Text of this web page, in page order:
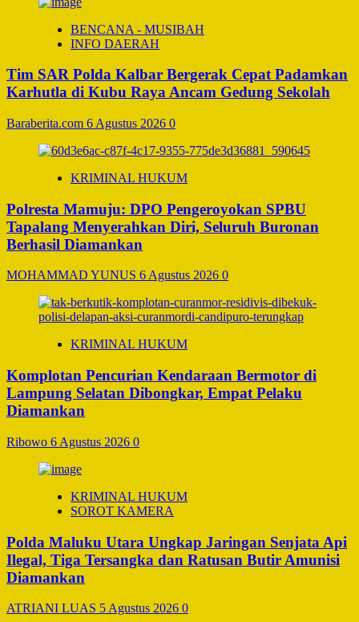
BENCANA - MUSIBAH
INFO DAERAH
Tim SAR Polda Kalbar Bergerak Cepat Padamkan
Karhutla di Kubu Raya Ancam Gedung Sekolah
Baraberita.com 6 Agustus 2026 0
KRIMINAL HUKUM
Polresta Mamuju: DPO Pengeroyokan SPBU
Tapalang Menyerahkan Diri, Seluruh Buronan
Berhasil Diamankan
MOHAMMAD YUNUS 6 Agustus 2026 0
KRIMINAL HUKUM
Komplotan Pencurian Kendaraan Bermotor di
Lampung Selatan Dibongkar, Empat Pelaku
Diamankan
Ribowo 6 Agustus 2026 0
KRIMINAL HUKUM
SOROT KAMERA
Polda Maluku Utara Ungkap Jaringan Senjata Api
Ilegal, Tiga Tersangka dan Ratusan Butir Amunisi
Diamankan
ATRIANI LUAS 5 Agustus 2026 0